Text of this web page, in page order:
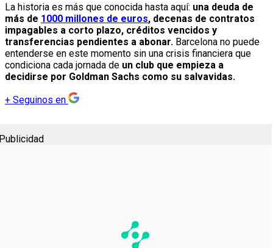
La historia es más que conocida hasta aquí: una deuda de
más de 1000 millones de euros, decenas de contratos
impagables a corto plazo, créditos vencidos y
transferencias pendientes a abonar. Barcelona no puede
entenderse en este momento sin una crisis financiera que
condiciona cada jornada de un club que empieza a
decidirse por Goldman Sachs como su salvavidas.
+ Seguinos en